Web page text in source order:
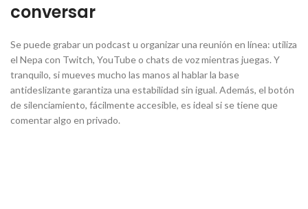
conversar
Se puede grabar un podcast u organizar una reunión en línea: utiliza
el Nepa con Twitch, YouTube o chats de voz mientras juegas. Y
tranquilo, si mueves mucho las manos al hablar la base
antideslizante garantiza una estabilidad sin igual. Además, el botón
de silenciamiento, fácilmente accesible, es ideal si se tiene que
comentar algo en privado.